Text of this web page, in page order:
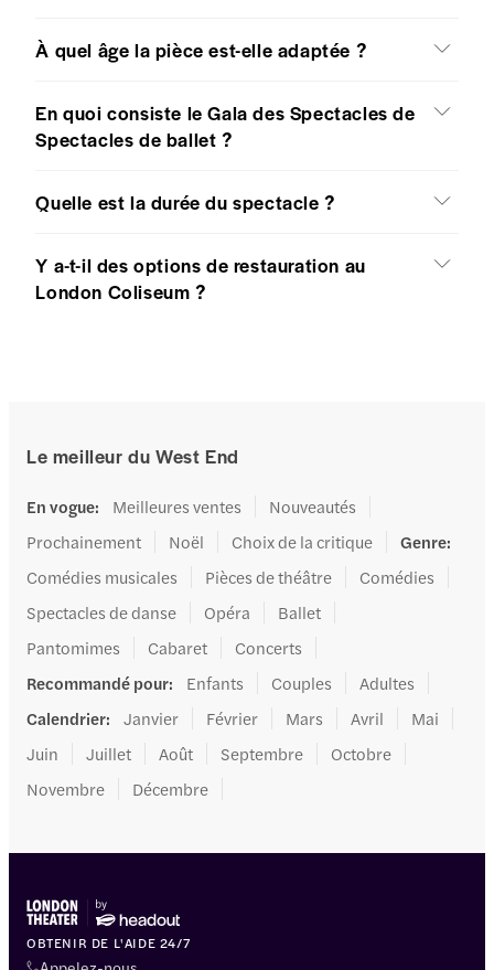
À quel âge la pièce est-elle adaptée ?
En quoi consiste le Gala des Spectacles de
Spectacles de ballet ?
Quelle est la durée du spectacle ?
Y a-t-il des options de restauration au
London Coliseum ?
Le meilleur du West End
En vogue: Meilleures ventes
Nouveautés
Prochainement
Noël Choix de la critique Genre:
Comédies musicales
Pièces de théâtre
Comédies
Spectacles de danse
Opéra
Ballet
Pantomimes
Cabaret
Concerts
Recommandé pour: Enfants Couples
Adultes
Calendrier: Janvier Février Mars Avril
Mai
Juin
Juillet Août Septembre
Octobre
Novembre
Décembre
OBTENIR DE L'AIDE 24/7